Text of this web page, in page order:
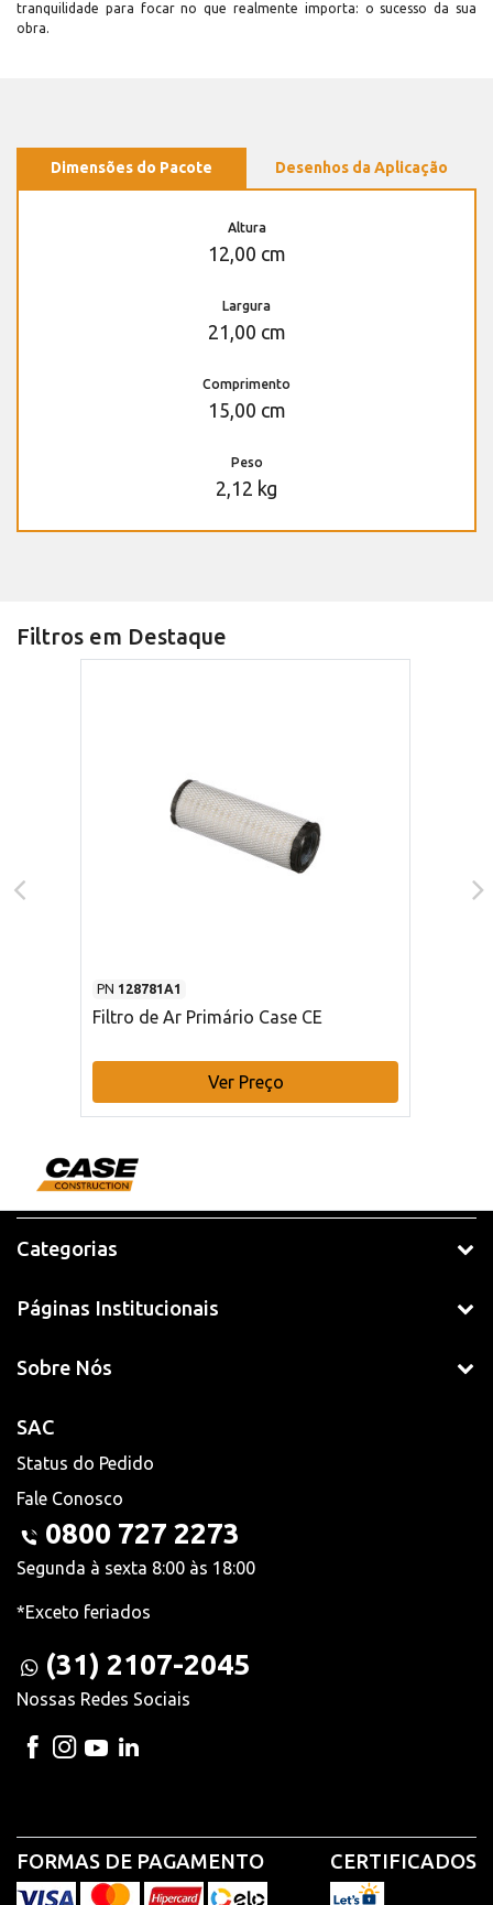
tranquilidade para focar no que realmente importa: o sucesso da sua
obra.
Dimensões do Pacote Desenhos da Aplicação
Altura
12,00 cm
Largura
21,00 cm
Comprimento
15,00 cm
Peso
2,12 kg
Filtros em Destaque
PN 128781A1
Filtro de Ar Primário Case CE
Ver Preço
Categorias
Páginas Institucionais
Sobre Nós
SAC
Status do Pedido
Fale Conosco
0800 727 2273
Segunda à sexta 8:00 às 18:00
*Exceto feriados
(31) 2107-2045
Nossas Redes Sociais
FORMAS DE PAGAMENTO CERTIFICADOS